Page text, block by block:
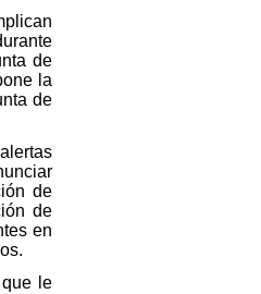
de
la
de
de
de
en
le